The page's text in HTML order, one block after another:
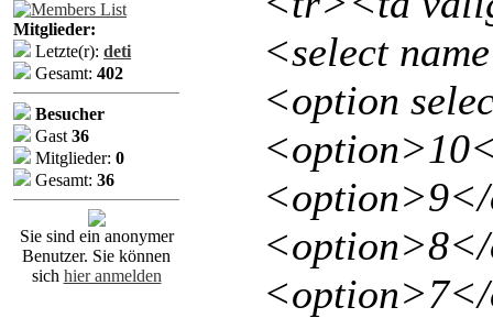
Mitglieder:
Letzte(r): deti
Gesamt: 402
Besucher
Gast 36
Mitglieder: 0
Gesamt: 36
Sie sind ein anonymer
Benutzer. Sie können
sich hier anmelden
<select
<option